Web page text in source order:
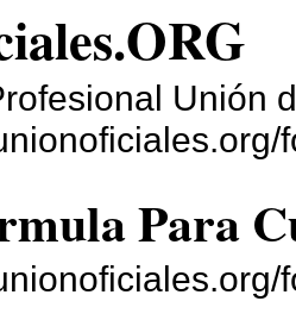
Unión
Para